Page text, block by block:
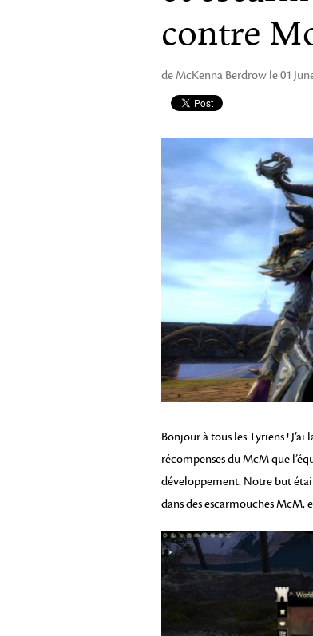
contre
de McKenna Berdrow le 01
Bonjour à tous les Tyriens !
récompenses du McM que
développement. Notre but
dans des escarmouches McM,